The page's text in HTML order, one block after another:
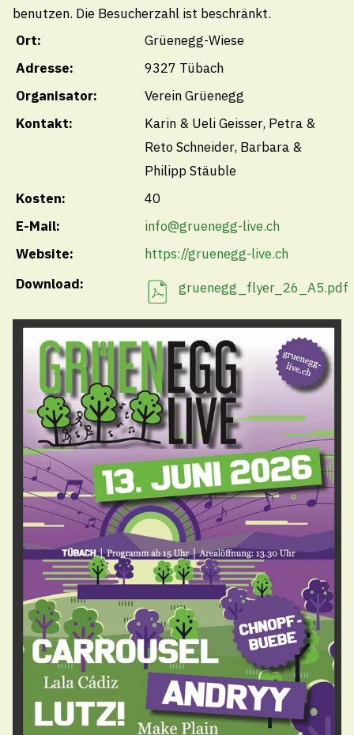
benutzen. Die Besucherzahl ist beschränkt.
Ort:
Grüenegg-Wiese
Adresse:
9327 Tübach
Organisator:
Verein Grüenegg
Kontakt:
Karin & Ueli Geisser, Petra &
Reto Schneider, Barbara &
Philipp Stäuble
Kosten:
40
E-Mail:
info@gruenegg-live.ch
Website:
https://gruenegg-live.ch
Download:
gruenegg_flyer_26_A5.pdf
Öffnungszeiten
Montag
08.00 - 11.30
Öffnungszeiten Sommerferien
Vom Montag, 27. Juli 2026 bis Freitag, 07. August
2026 sind die Schalteröffnungszeiten reduziert. Es
gelten die folgenden Öffnungszeiten:
Vormittags
Montag – Freitag von 08:00 – 11:30 Uhr
Nachmittags
geschlossen
Termine ausserhalb der Öffnungszeiten nach
Vereinbarung
Schule
Technische Betriebe
Tourismus
Hafen